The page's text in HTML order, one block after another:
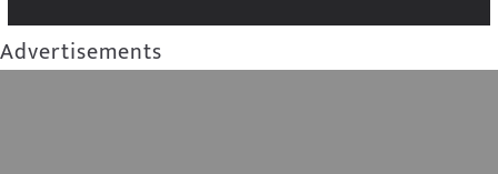
Advertisements